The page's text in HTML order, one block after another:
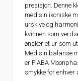
presisjon. Denne
med sin ikoniske
urskive og
kvinnen som
ønsker et ur som
Med sin balanse
er FIABA
smykke for enhver